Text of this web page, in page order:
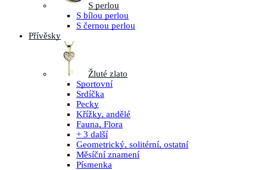
S perlou
S bílou perlou
S černou perlou
Přívěsky
Žluté zlato
Sportovní
Srdíčka
Pecky
Křížky, andělé
Fauna, Flora
+ 3 další
Geometrický, solitérní, ostatní
Měsíční znamení
Písmenka